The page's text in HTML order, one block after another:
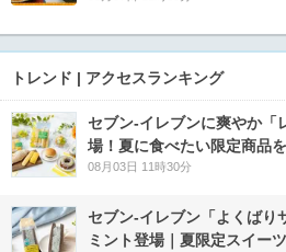
トレンド | アクセスランキング
セブン‐イレブンに爽やか「
場！夏に食べたい限定商品
08月03日 11時30分
セブン‐イレブン「よくばり
ミント登場｜夏限定スイー